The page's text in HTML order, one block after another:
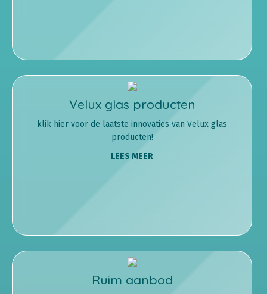
Velux glas producten
klik hier voor de laatste innovaties van Velux glas
producten!
LEES MEER
Ruim aanbod